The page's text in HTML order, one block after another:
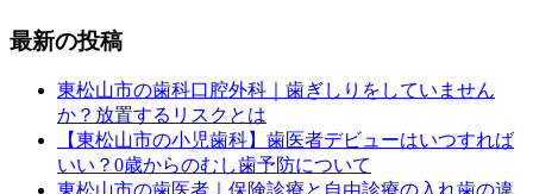
最新の投稿
東松山市の歯科口腔外科｜歯ぎしりをしていません
か？放置するリスクとは
【東松山市の小児歯科】歯医者デビューはいつすれば
いい？0歳からのむし歯予防について